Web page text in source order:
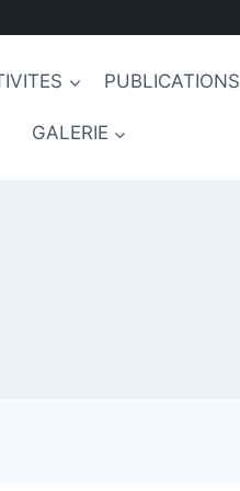
PUBLICATIONS
GALERIE